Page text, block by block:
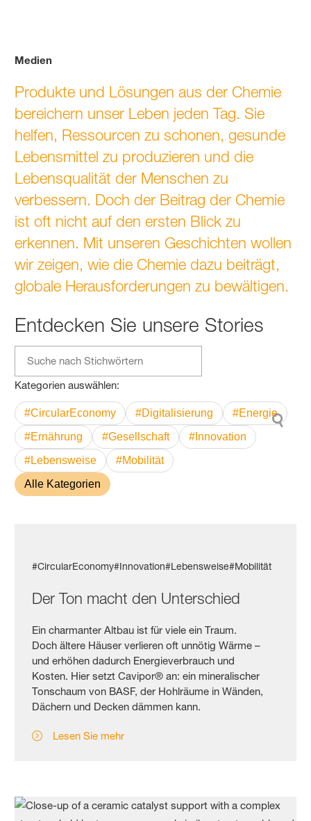
Medien
Creating Chemistry – Das
Produkte und Lösungen aus der Chemie
bereichern unser Leben jeden Tag. Sie
helfen, Ressourcen zu schonen, gesunde
Lebensmittel zu produzieren und die
Lebensqualität der Menschen zu
verbessern. Doch der Beitrag der Chemie
ist oft nicht auf den ersten Blick zu
erkennen. Mit unseren Geschichten wollen
wir zeigen, wie die Chemie dazu beiträgt,
globale Herausforderungen zu bewältigen.
Entdecken Sie unsere Stories
Kategorien auswählen:
#CircularEconomy #Digitalisierung
#Energie
#Ernährung
#Gesellschaft
#Innovation
#Lebensweise
#Mobilität
Alle Kategorien
#CircularEconomy#Innovation#Lebensweise#Mobilität
Der Ton macht den Unterschied
Ein charmanter Altbau ist für viele ein Traum.
Doch ältere Häuser verlieren oft unnötig Wärme –
und erhöhen dadurch Energieverbrauch und
Kosten. Hier setzt Cavipor® an: ein mineralischer
Tonschaum von BASF, der Hohlräume in Wänden,
Dächern und Decken dämmen kann.
Lesen Sie mehr